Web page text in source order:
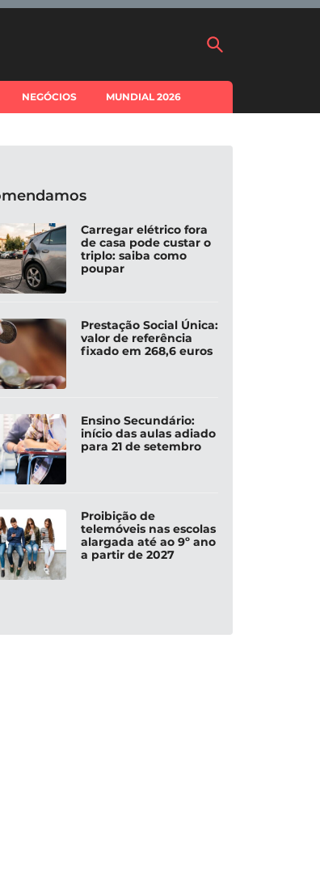
NEGÓCIOS MUNDIAL 2026
Carregar elétrico fora
de casa pode custar o
triplo: saiba como
poupar
Prestação Social Única:
valor de referência
fixado em 268,6 euros
Ensino Secundário:
início das aulas adiado
para 21 de setembro
Proibição de
telemóveis nas escolas
alargada até ao 9º ano
a partir de 2027